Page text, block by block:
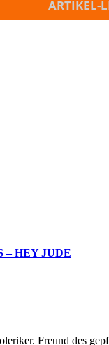
ARTIKEL-
– HEY JUDE
Freund des